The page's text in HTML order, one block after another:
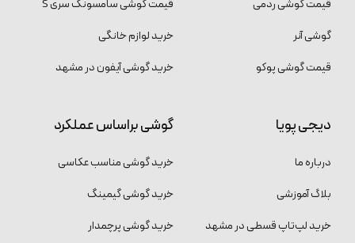
قیمت گوشی ردمی
گوشی آنر
قیمت گوشی پوکو
قیمت گوشی سامسونگ سری S
خرید لوازم خانگی
خرید گوشی آیفون در مشهد
دیجی پویا
درباره ما
بلاگ آموزشی
خرید لپ‌تاپ قسطی در مشهد
گوشی براساس عملکرد
خرید گوشی مناسب عکاسی
خرید گوشی گیمینگ
خرید گوشی پرچمدار